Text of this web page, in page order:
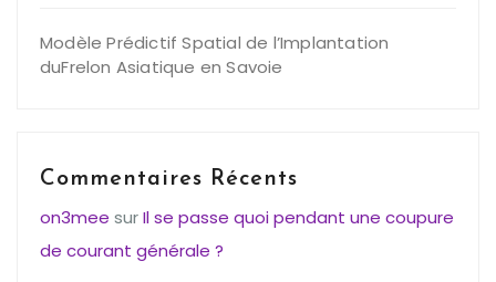
Modèle Prédictif Spatial de l’Implantation
duFrelon Asiatique en Savoie
Commentaires Récents
on3mee surIl se passe quoi pendant une coupure
de courant générale ?